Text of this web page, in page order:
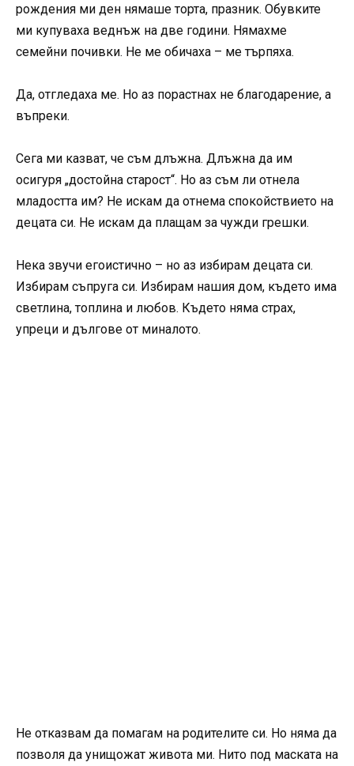
рождения ми ден нямаше торта, празник. Обувките
ми купуваха веднъж на две години. Нямахме
семейни почивки. Не ме обичаха – ме търпяха.
Да, отгледаха ме. Но аз порастнах не благодарение, а
въпреки.
Сега ми казват, че съм длъжна. Длъжна да им
осигуря „достойна старост“. Но аз съм ли отнела
младостта им? Не искам да отнема спокойствието на
децата си. Не искам да плащам за чужди грешки.
Нека звучи егоистично – но аз избирам децата си.
Избирам съпруга си. Избирам нашия дом, където има
светлина, топлина и любов. Където няма страх,
упреци и дългове от миналото.
Не отказвам да помагам на родителите си. Но няма да
позволя да унищожат живота ми. Нито под маската на